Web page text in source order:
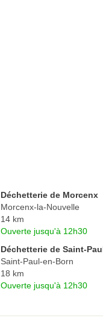
Déchetterie de Morcenx
Morcenx-la-Nouvelle
14 km
Ouverte jusqu'à 12h30
Déchetterie de Saint-
Saint-Paul-en-Born
18 km
Ouverte jusqu'à 12h30